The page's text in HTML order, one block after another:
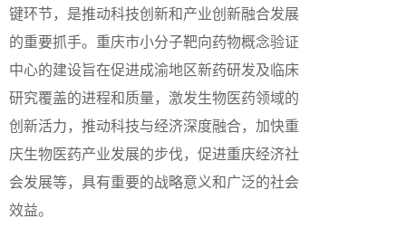
键环节，是推动科技创新和产业创新融合发展
的重要抓手。重庆市小分子靶向药物概念验证
中心的建设旨在促进成渝地区新药研发及临床
研究覆盖的进程和质量，激发生物医药领域的
创新活力，推动科技与经济深度融合，加快重
庆生物医药产业发展的步伐，促进重庆经济社
会发展等，具有重要的战略意义和广泛的社会
效益。